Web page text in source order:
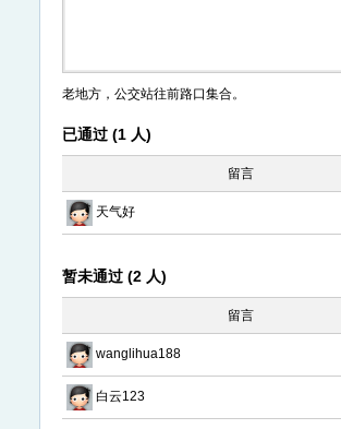
老地方，公交站往前路口集合。
已通过 (1 人)
留言
天气好
暂未通过 (2 人)
留言
wanglihua188
白云123